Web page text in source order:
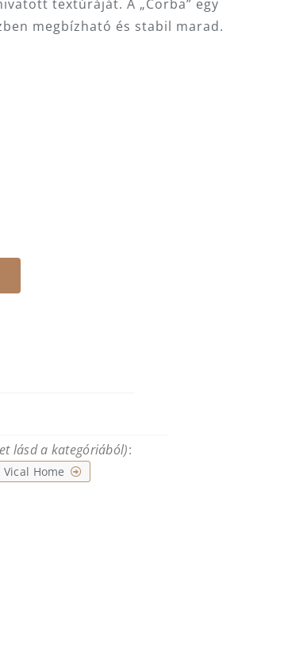
textúráját. A „Corba” egy
megbízható és stabil marad.
lásd a kategóriából):
Vical Home